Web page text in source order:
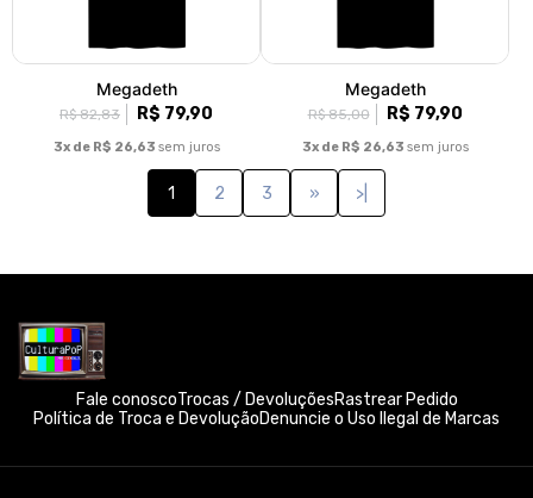
Megadeth
R$ 82,83 R$ 79,90
3x de R$ 26,63 sem juros
Megadeth
R$ 85,00 R$ 79,90
3x de R$ 26,63 sem juros
1 2 3 » >|
Fale conoscoTrocas / DevoluçõesRastrear Pedido
Política de Troca e DevoluçãoDenuncie o Uso Ilegal de Marcas